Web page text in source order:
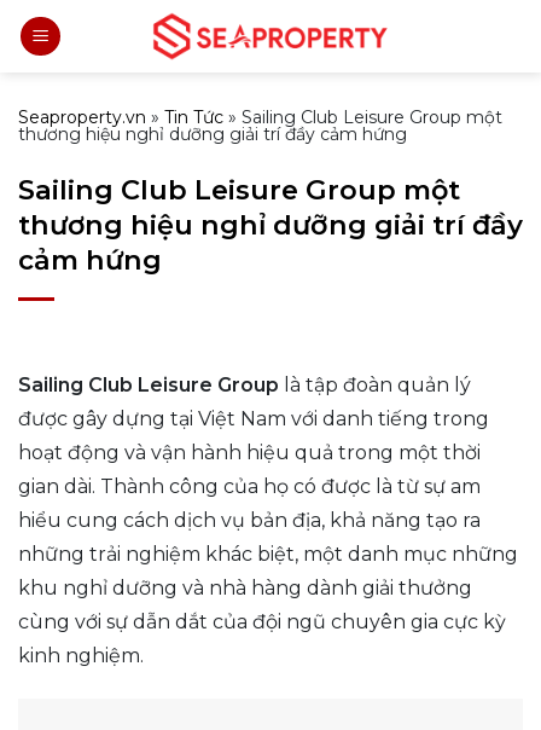
Bỏ
qua
dung
Seaproperty.vn » Tin Tức » Sailing Club Leisure Group một
thương hiệu nghỉ dưỡng giải trí đầy cảm hứng
Sailing Club Leisure Group một
thương hiệu nghỉ dưỡng giải trí đầy
cảm hứng
Sailing Club Leisure Group là tập đoàn quản lý
được gây dựng tại Việt Nam với danh tiếng trong
hoạt động và vận hành hiệu quả trong một thời
gian dài. Thành công của họ có được là từ sự am
hiểu cung cách dịch vụ bản địa, khả năng tạo ra
những trải nghiệm khác biệt, một danh mục những
khu nghỉ dưỡng và nhà hàng dành giải thưởng
cùng với sự dẫn dắt của đội ngũ chuyên gia cực kỳ
kinh nghiệm.